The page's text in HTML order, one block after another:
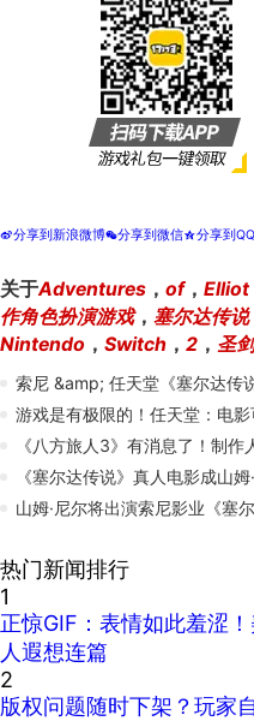
t分享到新浪微博w分享到微信z分享到
关于Adventures ， of， Elliot
作角色扮演游戏， 塞尔达传说
Nintendo ， Switch ， 2 ， 圣
游戏是有极限的！任天堂：电
《八方旅人3》有消息了！制
《塞尔达传说》真人电影成山
山姆·尼尔将出演索尼影业《塞
热门新闻排行
1
正惊GIF：表情如此羞涩
人遐想连篇
2
版权问题随时下架？玩家